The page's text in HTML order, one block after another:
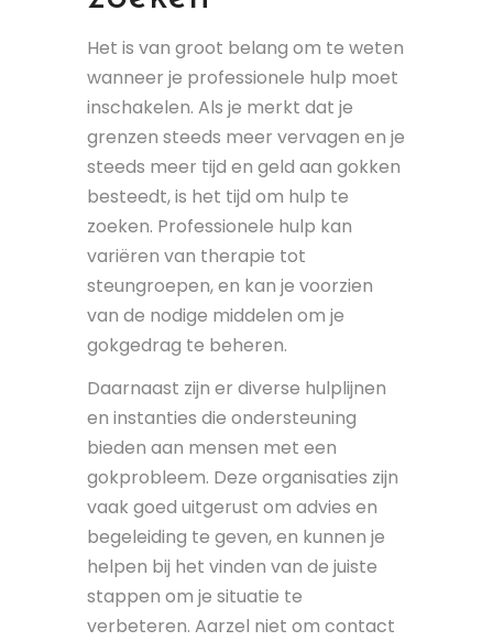
Het is van groot belang om te weten
wanneer je professionele hulp moet
inschakelen. Als je merkt dat je
grenzen steeds meer vervagen en je
steeds meer tijd en geld aan gokken
besteedt, is het tijd om hulp te
zoeken. Professionele hulp kan
variëren van therapie tot
steungroepen, en kan je voorzien
van de nodige middelen om je
gokgedrag te beheren.
Daarnaast zijn er diverse hulplijnen
en instanties die ondersteuning
bieden aan mensen met een
gokprobleem. Deze organisaties zijn
vaak goed uitgerust om advies en
begeleiding te geven, en kunnen je
helpen bij het vinden van de juiste
stappen om je situatie te
verbeteren. Aarzel niet om contact